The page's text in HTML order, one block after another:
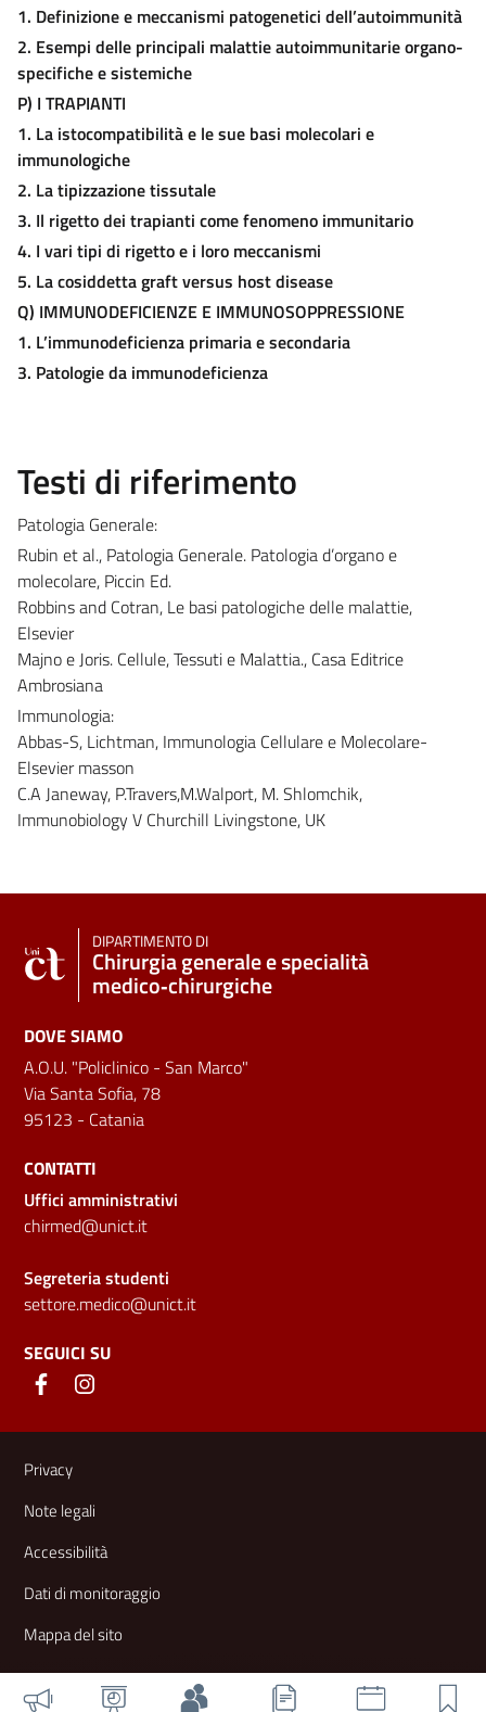
1. Definizione e meccanismi patogenetici dell’autoimmunità
2. Esempi delle principali malattie autoimmunitarie organo-
specifiche e sistemiche
P) I TRAPIANTI
1. La istocompatibilità e le sue basi molecolari e
immunologiche
2. La tipizzazione tissutale
3. Il rigetto dei trapianti come fenomeno immunitario
4. I vari tipi di rigetto e i loro meccanismi
5. La cosiddetta graft versus host disease
Q) IMMUNODEFICIENZE E IMMUNOSOPPRESSIONE
1. L’immunodeficienza primaria e secondaria
3. Patologie da immunodeficienza
Testi di riferimento
Patologia Generale:
Rubin et al., Patologia Generale. Patologia d’organo e
molecolare, Piccin Ed.
Robbins and Cotran, Le basi patologiche delle malattie,
Elsevier
Majno e Joris. Cellule, Tessuti e Malattia., Casa Editrice
Ambrosiana
Immunologia:
Abbas-S, Lichtman, Immunologia Cellulare e Molecolare-
Elsevier masson
C.A Janeway, P.Travers,M.Walport, M. Shlomchik,
Immunobiology V Churchill Livingstone, UK
DIPARTIMENTO DI
Chirurgia generale e specialità
medico‑chirurgiche
DOVE SIAMO
A.O.U. "Policlinico - San Marco"
Via Santa Sofia, 78
95123 - Catania
CONTATTI
Uffici amministrativi
chirmed@unict.it
Segreteria studenti
settore.medico@unict.it
SEGUICI SU
Link e informazioni utili
Privacy
Note legali
Accessibilità
Dati di monitoraggio
Mappa del sito